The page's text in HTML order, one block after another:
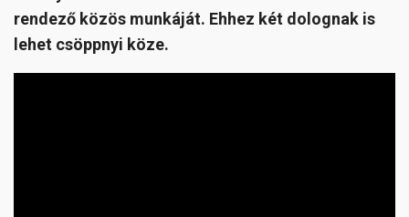
rendező közös munkáját. Ehhez két dolognak is
lehet csöppnyi köze.